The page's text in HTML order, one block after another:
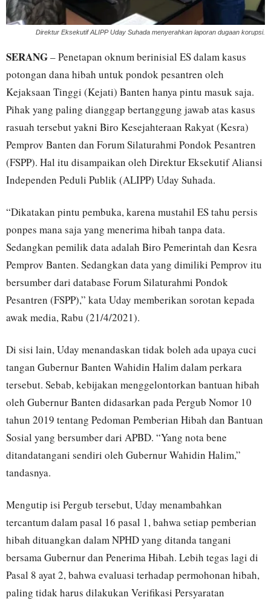
Direktur Eksekutif ALIPP Uday Suhada menyerahkan laporan dugaan korupsi.
SERANG– Penetapan oknum berinisial ES dalam kasus
potongan dana hibah untuk pondok pesantren oleh
Kejaksaan Tinggi (Kejati) Banten hanya pintu masuk saja.
Pihak yang paling dianggap bertanggung jawab atas kasus
rasuah tersebut yakni Biro Kesejahteraan Rakyat (Kesra)
Pemprov Banten dan Forum Silaturahmi Pondok Pesantren
(FSPP). Hal itu disampaikan oleh Direktur Eksekutif Aliansi
Independen Peduli Publik (ALIPP) Uday Suhada.
“Dikatakan pintu pembuka, karena mustahil ES tahu persis
ponpes mana saja yang menerima hibah tanpa data.
Sedangkan pemilik data adalah Biro Pemerintah dan Kesra
Pemprov Banten. Sedangkan data yang dimiliki Pemprov itu
bersumber dari database Forum Silaturahmi Pondok
Pesantren (FSPP),” kata Uday memberikan sorotan kepada
awak media, Rabu (21/4/2021).
Di sisi lain, Uday menandaskan tidak boleh ada upaya cuci
tangan Gubernur Banten Wahidin Halim dalam perkara
tersebut. Sebab, kebijakan menggelontorkan bantuan hibah
oleh Gubernur Banten didasarkan pada Pergub Nomor 10
tahun 2019 tentang Pedoman Pemberian Hibah dan Bantuan
Sosial yang bersumber dari APBD. “Yang nota bene
ditandatangani sendiri oleh Gubernur Wahidin Halim,”
tandasnya.
Mengutip isi Pergub tersebut, Uday menambahkan
tercantum dalam pasal 16 pasal 1, bahwa setiap pemberian
hibah dituangkan dalam NPHD yang ditanda tangani
bersama Gubernur dan Penerima Hibah. Lebih tegas lagi di
Pasal 8 ayat 2, bahwa evaluasi terhadap permohonan hibah,
paling tidak harus dilakukan Verifikasi Persyaratan